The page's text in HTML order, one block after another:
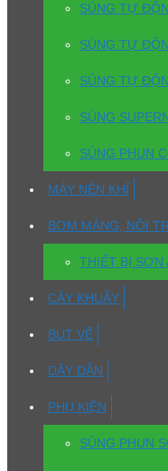
SÚNG TỰ
SÚNG TỰ
SÚNG TỰ
SÚNG
SÚNG PHUN
MÁY NÉN KHÍ
BƠM MÀNG, NỒI
THIẾT BỊ SƠN
CÂY KHUẤY
BÚT VẼ
DÂY DẪN
PHỤ KIỆN
SÚNG PHUN